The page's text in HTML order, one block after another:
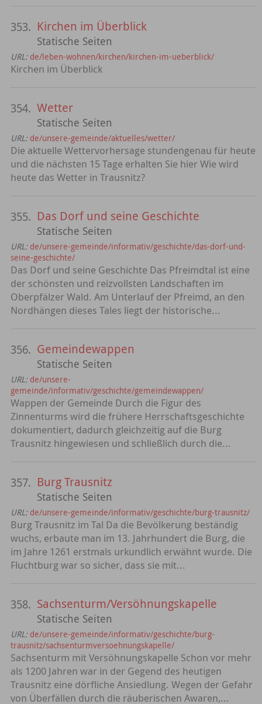
353. Kirchen im Überblick
Statische Seiten
URL: de/leben-wohnen/kirchen/kirchen-im-ueberblick/
Kirchen im Überblick
354. Wetter
Statische Seiten
URL: de/unsere-gemeinde/aktuelles/wetter/
Die aktuelle Wettervorhersage stundengenau für heute
und die nächsten 15 Tage erhalten Sie hier Wie wird
heute das Wetter in Trausnitz?
355. Das Dorf und seine Geschichte
Statische Seiten
URL: de/unsere-gemeinde/informativ/geschichte/das-dorf-und-
seine-geschichte/
Das Dorf und seine Geschichte Das Pfreimdtal ist eine
der schönsten und reizvollsten Landschaften im
Oberpfälzer Wald. Am Unterlauf der Pfreimd, an den
Nordhängen dieses Tales liegt der historische...
356. Gemeindewappen
Statische Seiten
URL: de/unsere-
gemeinde/informativ/geschichte/gemeindewappen/
Wappen der Gemeinde Durch die Figur des
Zinnenturms wird die frühere Herrschaftsgeschichte
dokumentiert, dadurch gleichzeitig auf die Burg
Trausnitz hingewiesen und schließlich durch die...
357. Burg Trausnitz
Statische Seiten
URL: de/unsere-gemeinde/informativ/geschichte/burg-trausnitz/
Burg Trausnitz im Tal Da die Bevölkerung beständig
wuchs, erbaute man im 13. Jahrhundert die Burg, die
im Jahre 1261 erstmals urkundlich erwähnt wurde. Die
Fluchtburg war so sicher, dass sie mit...
358. Sachsenturm/Versöhnungskapelle
Statische Seiten
URL: de/unsere-gemeinde/informativ/geschichte/burg-
trausnitz/sachsenturmversoehnungskapelle/
Sachsenturm mit Versöhnungskapelle Schon vor mehr
als 1200 Jahren war in der Gegend des heutigen
Trausnitz eine dörfliche Ansiedlung. Wegen der Gefahr
von Überfällen durch die räuberischen Awaren,...